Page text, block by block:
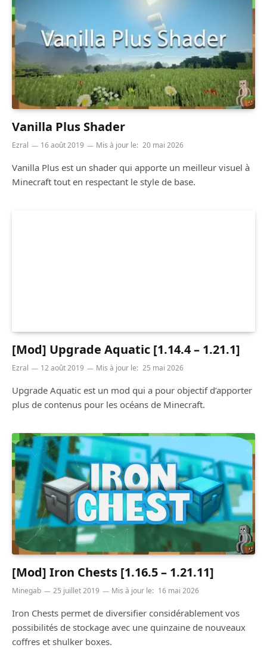
Vanilla Plus Shader
Ezral 16 août 2019 Mis à jour le: 20 mai 2026
Vanilla Plus est un shader qui apporte un meilleur visuel à
Minecraft tout en respectant le style de base.
[Mod] Upgrade Aquatic [1.14.4 – 1.21.1]
Ezral 12 août 2019 Mis à jour le: 25 mai 2026
Upgrade Aquatic est un mod qui a pour objectif d’apporter
plus de contenus pour les océans de Minecraft.
[Mod] Iron Chests [1.16.5 – 1.21.11]
Minegab 25 juillet 2019 Mis à jour le: 16 mai 2026
Iron Chests permet de diversifier considérablement vos
possibilités de stockage avec une quinzaine de nouveaux
coffres et shulker boxes.